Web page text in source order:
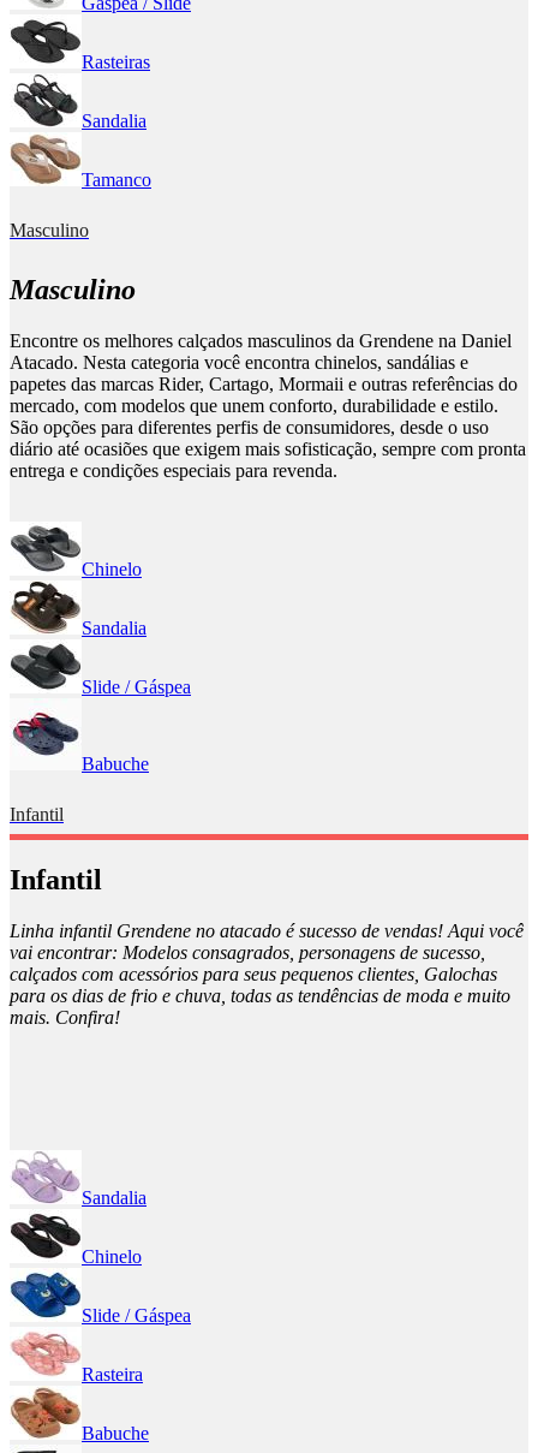
Rasteiras
Sandalia
Tamanco
Masculino
Masculino
Encontre os melhores calçados masculinos da Grendene na Daniel
Atacado. Nesta categoria você encontra chinelos, sandálias e
papetes das marcas Rider, Cartago, Mormaii e outras referências do
mercado, com modelos que unem conforto, durabilidade e estilo.
São opções para diferentes perfis de consumidores, desde o uso
diário até ocasiões que exigem mais sofisticação, sempre com pronta
entrega e condições especiais para revenda.
Chinelo
Sandalia
Slide / Gáspea
Babuche
Infantil
Infantil
Linha infantil Grendene no atacado é sucesso de vendas! Aqui você
vai encontrar: Modelos consagrados, personagens de sucesso,
calçados com acessórios para seus pequenos clientes, Galochas
para os dias de frio e chuva, todas as tendências de moda e muito
mais. Confira!
Sandalia
Chinelo
Slide / Gáspea
Rasteira
Babuche